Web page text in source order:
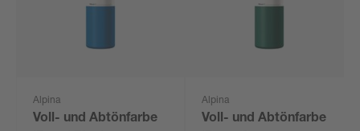
Alpina
Voll- und Abtönfarbe
Alpina
Voll- und Abtönfarbe